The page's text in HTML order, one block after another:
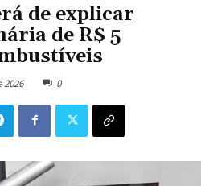
de explicar
de R$ 5
2026 0